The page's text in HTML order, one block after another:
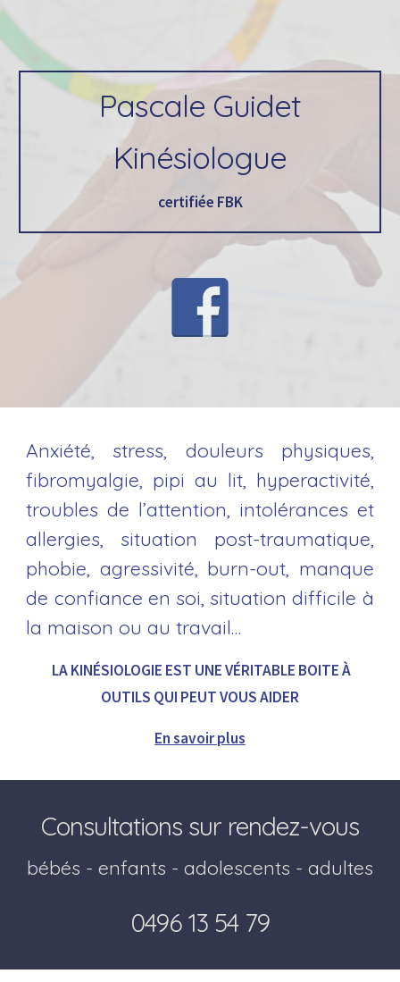
Skip to main content
Pascale Guidet
Kinésiologue
certifiée FBK
Anxiété, stress, douleurs physiques,
fibromyalgie, pipi au lit, hyperactivité,
troubles de l’attention, intolérances et
allergies, situation post-traumatique,
phobie, agressivité, burn-out, manque
de confiance en soi, situation difficile à
la maison ou au travail…
LA KINÉSIOLOGIE EST UNE VÉRITABLE BOITE À
OUTILS QUI PEUT VOUS AIDER
En savoir plus
Consultations sur rendez-vous
bébés - enfants - adolescents - adultes
0496 13 54 79